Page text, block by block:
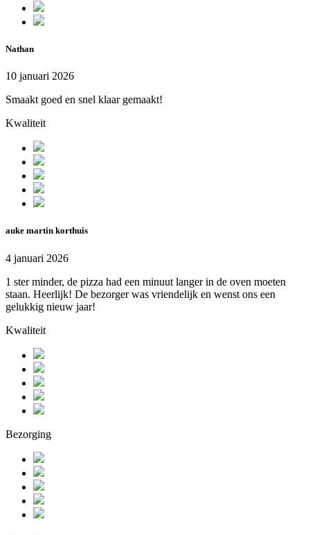
Nathan
10 januari 2026
Smaakt goed en snel klaar gemaakt!
Kwaliteit
auke martin korthuis
4 januari 2026
1 ster minder, de pizza had een minuut langer in de oven moeten
staan. Heerlijk! De bezorger was vriendelijk en wenst ons een
gelukkig nieuw jaar!
Kwaliteit
Bezorging